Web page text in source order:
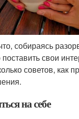
собираясь
свои
советов, как
на себе